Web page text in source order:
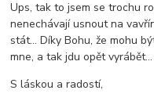
Ups, tak to jsem se trochu
nenechávají usnout na
stát... Díky Bohu, že mohu
mne, a tak jdu opět vyrábět...
S láskou a radostí,